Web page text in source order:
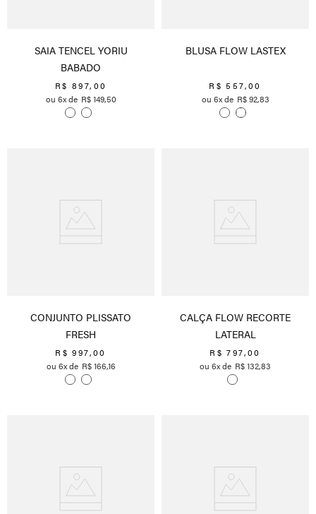
SAIA TENCEL YORIU
BABADO
R$ 897, 00
6
R$149,50
BLUSA FLOW LASTEX
R$ 557,00
6
R$92,83
CONJUNTO PLISSATO
FRESH
R$ 997,00
6
R$166,16
CALÇA FLOW RECORTE
LATERAL
R$ 797,00
6
R$132,83